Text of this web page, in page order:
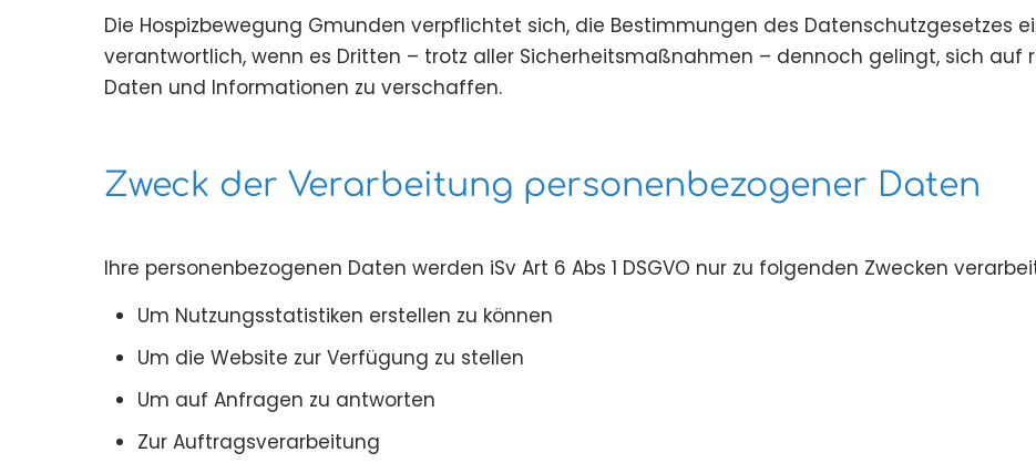
Die Hospizbewegung Gmunden verpflichtet sich, die Bestimmungen des Datenschutzgesetzes
verantwortlich, wenn es Dritten – trotz aller Sicherheitsmaßnahmen – dennoch gelingt, sich auf
Daten und Informationen zu verschaffen.
Zweck der Verarbeitung personenbezogener Daten
Ihre personenbezogenen Daten werden iSv Art 6 Abs 1 DSGVO nur zu folgenden Zwecken
Um Nutzungsstatistiken erstellen zu können
Um die Website zur Verfügung zu stellen
Um auf Anfragen zu antworten
Zur Auftragsverarbeitung